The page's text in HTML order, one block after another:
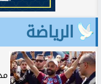
الرياضة